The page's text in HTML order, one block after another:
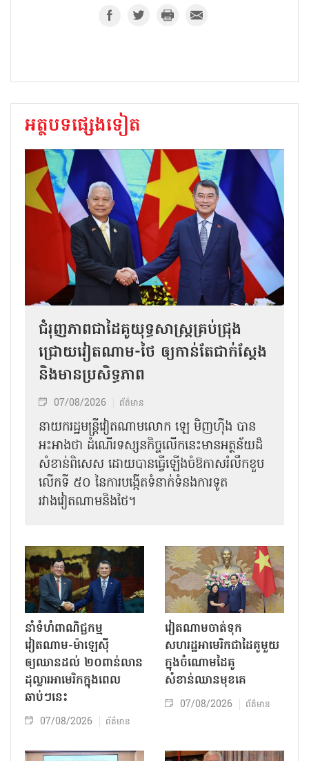
អត្ថបទផ្សេងទៀត
ជំរុញភាពជាដៃគូយុទ្ធសាស្ត្រគ្រប់ជ្រុង
ជ្រោយវៀតណាម-ថៃ ឲ្យកាន់តែជាក់ស្ដែង
និងមានប្រសិទ្ធភាព
07/08/2026 ព័ត៌មាន
នាយករដ្ឋមន្ត្រីវៀតណាមលោក ឡេ មិញហ៊ឹង បាន
អះអាងថា ដំណើរទស្សនកិច្ចលើកនេះមានអត្ថន័យដ៏
សំខាន់ពិសេស ដោយបានធ្វើឡើងចំឱកាសរំលឹកខួប
លើកទី ៥០ នៃការបង្កើតទំនាក់ទំនងការទូត
រវាងវៀតណាមនិងថៃ។
នាំទំហំពាណិជ្ជកម្ម
វៀតណាម-ម៉ាឡេស៊ី
ឲ្យឈានដល់ ២០ពាន់លាន
ដុល្លារអាមេរិកក្នុងពេល
ឆាប់ៗនេះ
07/08/2026 ព័ត៌មាន
វៀតណាមចាត់ទុក
សហរដ្ឋអាមេរិកជាដៃគូមួយ
ក្នុងចំណោមដៃគូ
សំខាន់ឈានមុខគេ
07/08/2026 ព័ត៌មាន